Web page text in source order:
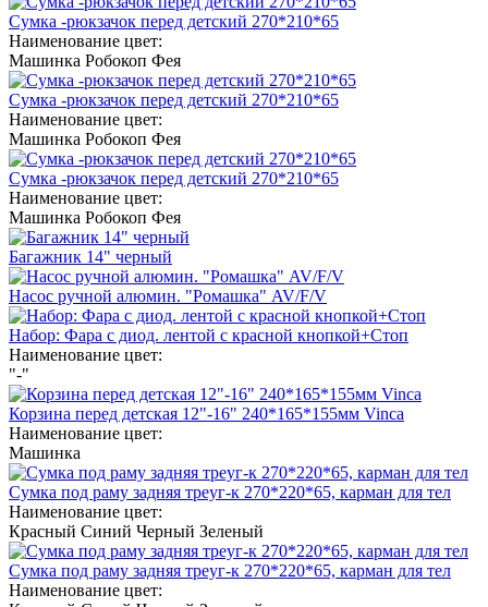
Сумка -рюкзачок перед детский 270*210*65
Наименование цвет:
Машинка Робокоп Фея
Сумка -рюкзачок перед детский 270*210*65
Наименование цвет:
Машинка Робокоп Фея
Сумка -рюкзачок перед детский 270*210*65
Наименование цвет:
Машинка Робокоп Фея
Багажник 14" черный
Насос ручной алюмин. "Ромашка" AV/F/V
Набор: Фара с диод. лентой с красной кнопкой+Стоп
Наименование цвет:
"-"
Корзина перед детская 12"-16" 240*165*155мм Vinca
Наименование цвет:
Машинка
Сумка под раму задняя треуг-к 270*220*65, карман для тел
Наименование цвет:
Красный Синий Черный Зеленый
Сумка под раму задняя треуг-к 270*220*65, карман для тел
Наименование цвет: